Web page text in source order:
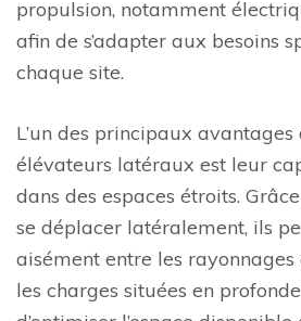
propulsion, notamment
afin de s’adapter aux besoins
chaque site.
L’un des principaux avantages
élévateurs latéraux est leur
dans des espaces étroits.
se déplacer latéralement, ils
aisément entre les
les charges situées en